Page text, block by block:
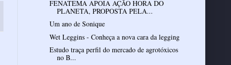
FENATEMA APOIA AÇÃO HORA DO
PLANETA, PROPOSTA PELA...
Um ano de Sonique
Wet Leggins - Conheça a nova cara da legging
Estudo traça perfil do mercado de agrotóxicos
no B...